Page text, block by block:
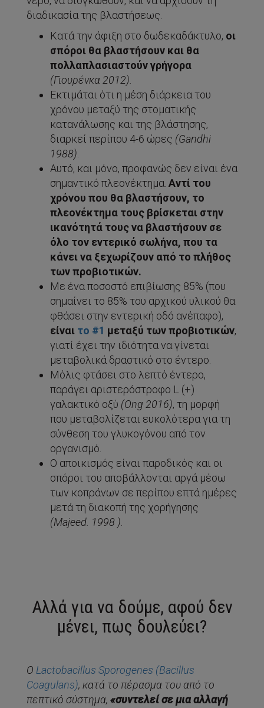
διαδικασία της βλαστήσεως.
Κατά την άφιξη στο δωδεκαδάκτυλο, οι
σπόροι θα βλαστήσουν και θα
πολλαπλασιαστούν γρήγορα
(Γιουρένκα 2012).
Εκτιμάται ότι η μέση διάρκεια του
χρόνου μεταξύ της στοματικής
κατανάλωσης και της βλάστησης,
διαρκεί περίπου 4-6 ώρες (Gandhi
1988)
Αυτό, και μόνο, προφανώς δεν είναι ένα
σημαντικό πλεονέκτημα. Αντί του
χρόνου που θα βλαστήσουν, το
πλεονέκτημα τους βρίσκεται στην
ικανότητά τους να βλαστήσουν σε
όλο τον εντερικό σωλήνα, που τα
κάνει να ξεχωρίζουν από το πλήθος
των προβιοτικών.
Με ένα ποσοστό επιβίωσης 85% (που
σημαίνει το 85% του αρχικού υλικού θα
φθάσει στην εντερική οδό ανέπαφο),
είναι το #1 μεταξύ των προβιοτικών,
γιατί έχει την ιδιότητα να γίνεται
μεταβολικά δραστικό στο έντερο.
Μόλις φτάσει στο λεπτό έντερο,
παράγει αριστερόστροφο L (+)
γαλακτικό οξύ (Ong 2016), τη μορφή
που μεταβολίζεται ευκολότερα για τη
σύνθεση του γλυκογόνου από τον
οργανισμό.
Ο αποικισμός είναι παροδικός και οι
σπόροι του αποβάλλονται αργά μέσω
των κοπράνων σε περίπου επτά ημέρες
μετά τη διακοπή της χορήγησης
(Majeed . 1998 ).
Αλλά για να δούμε, αφού δεν
μένει, πως δουλεύει?
Ο Lactobacillus Sporogenes (Bacillus
Coagulans), κατά το πέρασμα του από το
πεπτικό σύστημα, «συντελεί σε μια αλλαγή